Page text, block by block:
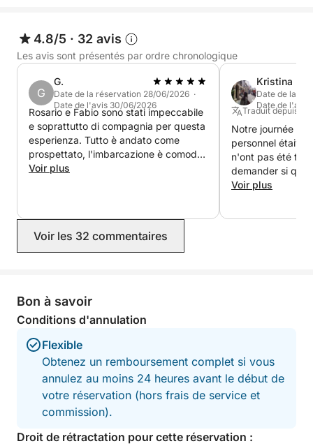
Embarquez pour une escapade côtière mémorable
et découvrez Gallipoli depuis la mer, où chaque
détail est pensé pour vous aider à ralentir et à
savourer la beauté de l'instant.
N.B. : Les escales et l'itinéraire peuvent varier en
fonction des conditions météorologiques.
4.8/5 · 32 avis
Les avis sont présentés par ordre chronologique
G
G.
Date de la réservation 28/06/2026 ·
Date de l'avis 30/06/2026
Rosario e Fabio sono stati impeccabile
e soprattutto di compagnia per questa
esperienza. Tutto è andato come
prospettato, l'imbarcazione è comoda
e ci ha permesso di stare tutti nella
Voir plus
Kristina
Date de la
Date de
Traduit depuis :
Notre journée a
personnel était
n'ont pas été
demander si
boissons. Les
L'équipement de
des masques,
Nous avons
Voir plus
Voir les 32 commentaires
Bon à savoir
Conditions d'annulation
Flexible
Obtenez un remboursement complet si vous
annulez au moins 24 heures avant le début de
votre réservation (hors frais de service et
commission).
Droit de rétractation pour cette réservation :